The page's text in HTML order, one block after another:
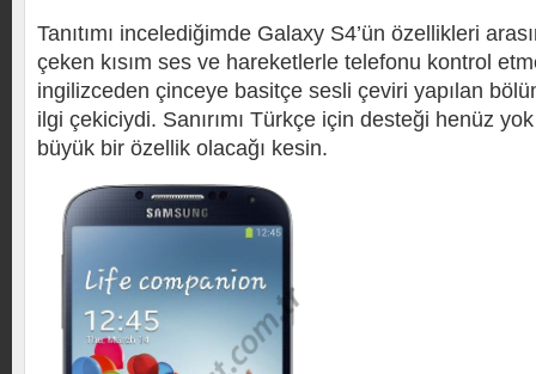
Tanıtımı incelediğimde Galaxy S4’ün özellikleri
çeken kısım ses ve hareketlerle telefonu kontrol
ingilizceden çinceye basitçe sesli çeviri yapılan
ilgi çekiciydi. Sanırımı Türkçe için desteği henüz
büyük bir özellik olacağı kesin.